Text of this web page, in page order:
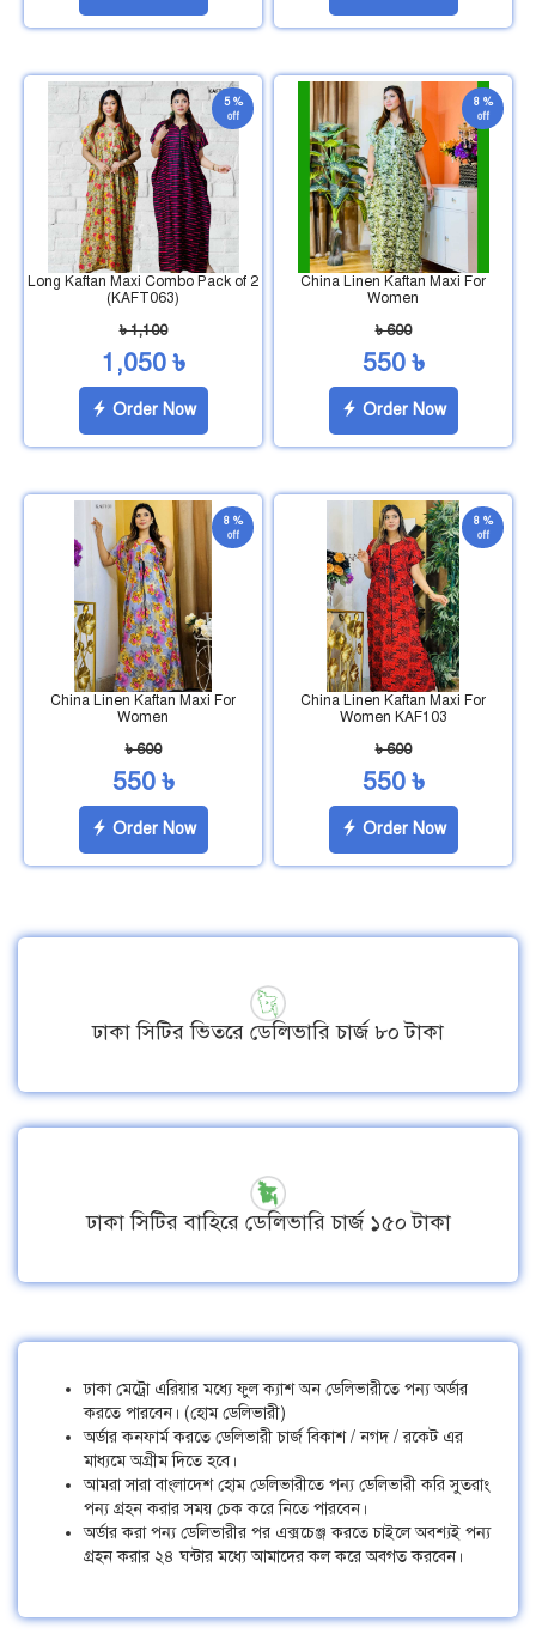
5 %
off
Long Kaftan Maxi Combo Pack of 2
(KAFT063)
৳ 1,100
1,050 ৳
Order Now
8 %
off
China Linen Kaftan Maxi For
Women
৳ 600
550 ৳
Order Now
8 %
off
China Linen Kaftan Maxi For
Women
৳ 600
550 ৳
Order Now
8 %
off
China Linen Kaftan Maxi For
Women KAF103
৳ 600
550 ৳
Order Now
ঢাকা সিটির ভিতরে ডেলিভারি চার্জ ৮০ টাকা
ঢাকা সিটির বাহিরে ডেলিভারি চার্জ ১৫০ টাকা
ঢাকা মেট্রো এরিয়ার মধ্যে ফুল ক্যাশ অন ডেলিভারীতে পন্য অর্ডার
করতে পারবেন। (হোম ডেলিভারী)
অর্ডার কনফার্ম করতে ডেলিভারী চার্জ বিকাশ / নগদ / রকেট এর
মাধ্যমে অগ্রীম দিতে হবে।
আমরা সারা বাংলাদেশ হোম ডেলিভারীতে পন্য ডেলিভারী করি সুতরাং
পন্য গ্রহন করার সময় চেক করে নিতে পারবেন।
অর্ডার করা পন্য ডেলিভারীর পর এক্সচেঞ্জ করতে চাইলে অবশ্যই পন্য
গ্রহন করার ২৪ ঘন্টার মধ্যে আমাদের কল করে অবগত করবেন।